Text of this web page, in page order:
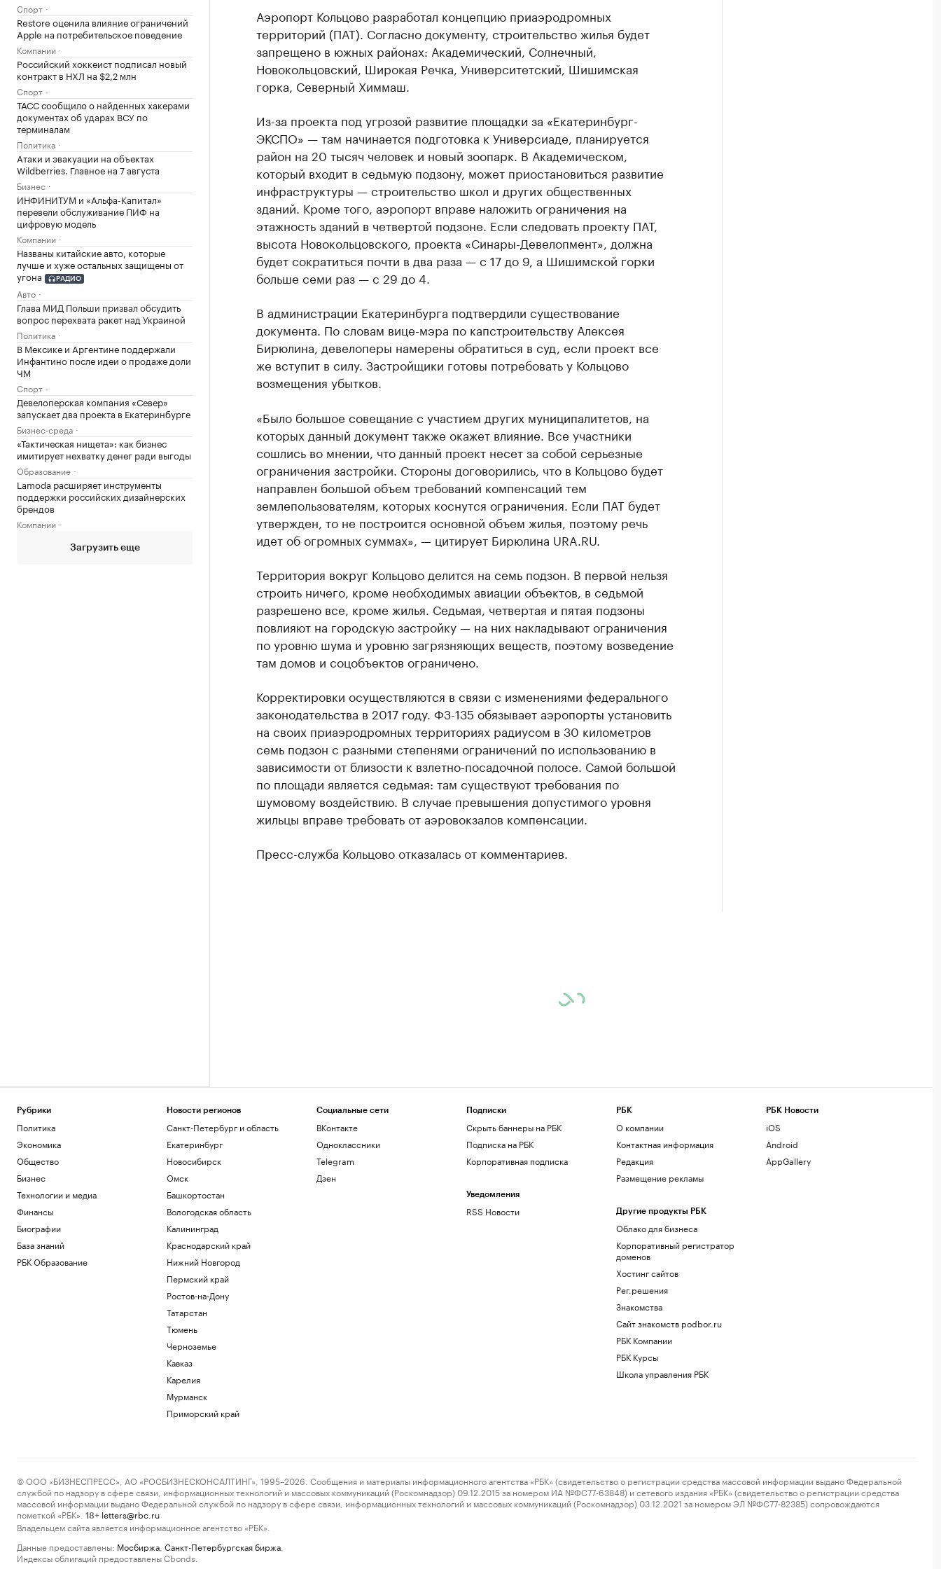
Спорт
Restore оценила влияние ограничений
Apple на потребительское поведение
Компании
Российский хоккеист подписал новый
контракт в НХЛ на $2,2 млн
Спорт
ТАСС сообщило о найденных хакерами
документах об ударах ВСУ по
терминалам
Политика
Атаки и эвакуации на объектах
Wildberries. Главное на 7 августа
Бизнес
ИНФИНИТУМ и «Альфа-Капитал»
перевели обслуживание ПИФ на
цифровую модель
Компании
Названы китайские авто, которые
лучше и хуже остальных защищены от
угона
РАДИО
Авто
Глава МИД Польши призвал обсудить
вопрос перехвата ракет над Украиной
Политика
В Мексике и Аргентине поддержали
Инфантино после идеи о продаже доли
ЧМ
Спорт
Девелоперская компания «Север»
запускает два проекта в Екатеринбурге
Бизнес-среда
«Тактическая нищета»: как бизнес
имитирует нехватку денег ради выгоды
Образование
Lamoda расширяет инструменты
поддержки российских дизайнерских
брендов
Компании
Загрузить еще
Аэропорт Кольцово разработал концепцию приаэродромных
территорий (ПАТ). Согласно документу, строительство жилья будет
запрещено в южных районах: Академический, Солнечный,
Новокольцовский, Широкая Речка, Университетский, Шишимская
горка, Северный Химмаш.
Из-за проекта под угрозой развитие площадки за «Екатеринбург-
ЭКСПО» — там начинается подготовка к Универсиаде, планируется
район на 20 тысяч человек и новый зоопарк. В Академическом,
который входит в седьмую подзону, может приостановиться развитие
инфраструктуры — строительство школ и других общественных
зданий. Кроме того, аэропорт вправе наложить ограничения на
этажность зданий в четвертой подзоне. Если следовать проекту ПАТ,
высота Новокольцовского, проекта «Синары-Девелопмент», должна
будет сократиться почти в два раза — с 17 до 9, а Шишимской горки
больше семи раз — с 29 до 4.
В администрации Екатеринбурга подтвердили существование
документа. По словам вице-мэра по капстроительству Алексея
Бирюлина, девелоперы намерены обратиться в суд, если проект все
же вступит в силу. Застройщики готовы потребовать у Кольцово
возмещения убытков.
«Было большое совещание с участием других муниципалитетов, на
которых данный документ также окажет влияние. Все участники
сошлись во мнении, что данный проект несет за собой серьезные
ограничения застройки. Стороны договорились, что в Кольцово будет
направлен большой объем требований компенсаций тем
землепользователям, которых коснутся ограничения. Если ПАТ будет
утвержден, то не построится основной объем жилья, поэтому речь
идет об огромных суммах», — цитирует Бирюлина URA.RU.
Территория вокруг Кольцово делится на семь подзон. В первой нельзя
строить ничего, кроме необходимых авиации объектов, в седьмой
разрешено все, кроме жилья. Седьмая, четвертая и пятая подзоны
повлияют на городскую застройку — на них накладывают ограничения
по уровню шума и уровню загрязняющих веществ, поэтому возведение
там домов и соцобъектов ограничено.
Корректировки осуществляются в связи с изменениями федерального
законодательства в 2017 году. ФЗ-135 обязывает аэропорты установить
на своих приаэродромных территориях радиусом в 30 километров
семь подзон с разными степенями ограничений по использованию в
зависимости от близости к взлетно-посадочной полосе. Самой большой
по площади является седьмая: там существуют требования по
шумовому воздействию. В случае превышения допустимого уровня
жильцы вправе требовать от аэровокзалов компенсации.
Пресс-служба Кольцово отказалась от комментариев.
Рубрики
Политика
Экономика
Общество
Бизнес
Технологии и медиа
Финансы
Биографии
База знаний
РБК Образование
Новости регионов
Санкт-Петербург и область
Екатеринбург
Новосибирск
Омск
Башкортостан
Вологодская область
Калининград
Краснодарский край
Нижний Новгород
Пермский край
Ростов-на-Дону
Татарстан
Тюмень
Черноземье
Кавказ
Карелия
Мурманск
Приморский край
Социальные сети
ВКонтакте
Одноклассники
Telegram
Дзен
Подписки
Скрыть баннеры на РБК
Подписка на РБК
Корпоративная подписка
Уведомления
RSS Новости
РБК
О компании
Контактная информация
Редакция
Размещение рекламы
Другие продукты РБК
Облако для бизнеса
Корпоративный регистратор
доменов
Хостинг сайтов
Рег.решения
Знакомства
Сайт знакомств podbor.ru
РБК Компании
РБК Курсы
Школа управления РБК
РБК Новости
iOS
Android
AppGallery
© ООО «БИЗНЕСПРЕСС», АО «РОСБИЗНЕСКОНСАЛТИНГ», 1995–2026. Сообщения и материалы информационного агентства «РБК» (свидетельство о регистрации средства массовой информации выдано Федеральной
службой по надзору в сфере связи, информационных технологий и массовых коммуникаций (Роскомнадзор) 09.12.2015 за номером ИА №ФС77-63848) и сетевого издания «РБК» (свидетельство о регистрации средства
массовой информации выдано Федеральной службой по надзору в сфере связи, информационных технологий и массовых коммуникаций (Роскомнадзор) 03.12.2021 за номером ЭЛ №ФС77-82385) сопровождаются
пометкой «РБК».
18+ letters@rbc.ru
Владельцем сайта является информационное агентство «РБК».
Данные предоставлены: Мосбиржа Санкт-Петербургская биржа
Индексы облигаций предоставлены Cbonds.